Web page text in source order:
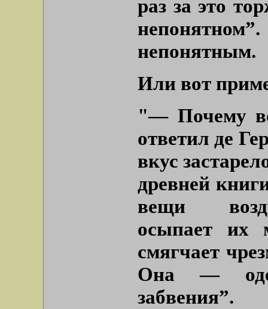
раз за это
непонятном”.
непонятным.
Или вот
"— Почему
ответил де
вкус
древней
вещи
осыпает их
смягчает
Она —
забвения”.